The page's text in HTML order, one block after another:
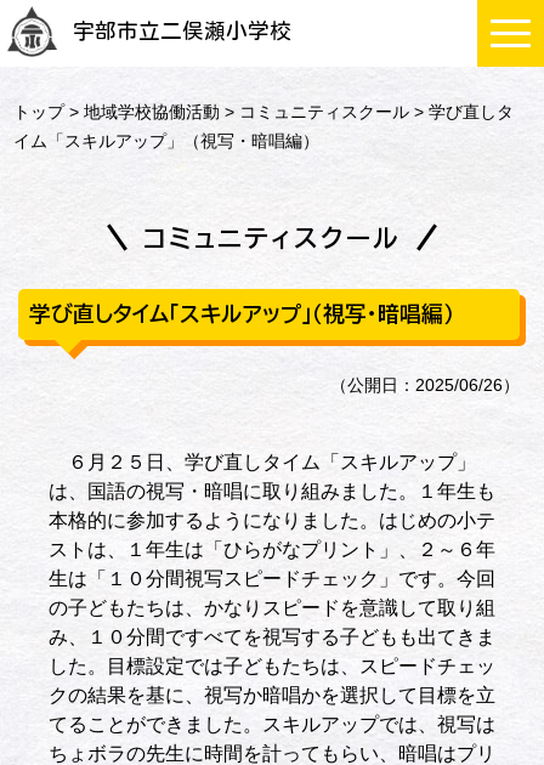
宇部市立二俣瀬小学校
トップ>地域学校協働活動 > コミュニティスクール > 学び直しタ
イム「スキルアップ」（視写・暗唱編）
コミュニティスクール
学び直しタイム「スキルアップ」（視写・暗唱編）
（公開日：2025/06/26）
６月２５日、学び直しタイム「スキルアップ」
は、国語の視写・暗唱に取り組みました。１年生も
本格的に参加するようになりました。はじめの小テ
ストは、１年生は「ひらがなプリント」、２～６年
生は「１０分間視写スピードチェック」です。今回
の子どもたちは、かなりスピードを意識して取り組
み、１０分間ですべてを視写する子どもも出てきま
した。目標設定では子どもたちは、スピードチェッ
クの結果を基に、視写か暗唱かを選択して目標を立
てることができました。スキルアップでは、視写は
ちょボラの先生に時間を計ってもらい、暗唱はプリ